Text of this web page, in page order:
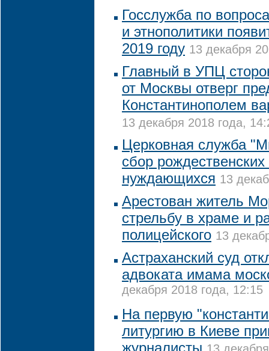
Госслужба по
и этнополитики
2019 году 13 декабря
Главный в УПЦ
от Москвы отверг
Константинополем
13 декабря 2018 года,
Церковная служба
сбор
нуждающихся 13
Арестован житель
стрельбу в храме и
полицейского 13
Астраханский суд
адвоката имама
декабря 2018 года, 12:15
На первую
литургию в Киеве
журналисты